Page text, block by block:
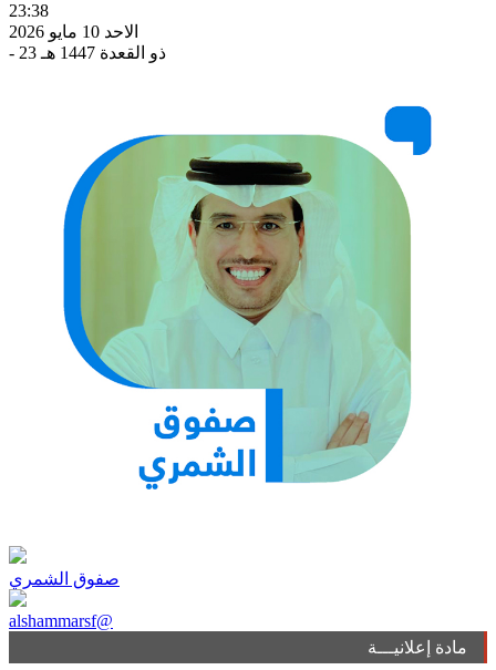
23:38
الاحد 10 مايو 2026
- 23 ذو القعدة 1447 هـ
صفوق الشمري
alshammarsf@
مادة إعلانيـــة